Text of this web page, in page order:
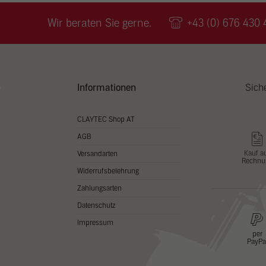
Wir beraten Sie gerne. +43 (0) 676 430
Informationen
CLAYTEC Shop AT
AGB
Versandarten
Widerrufsbelehrung
Zahlungsarten
Datenschutz
Impressum
Kauf
per
PayPal
zu